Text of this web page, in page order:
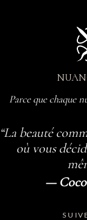
Parce que chaque
“La beauté
où vous
—